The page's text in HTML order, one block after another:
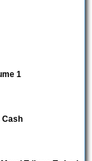
1
Cash